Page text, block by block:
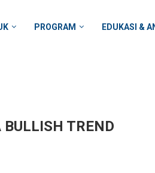
PROGRAM EDUKASI &
TREND